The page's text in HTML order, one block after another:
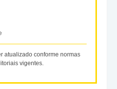
atualizado conforme normas
vigentes.